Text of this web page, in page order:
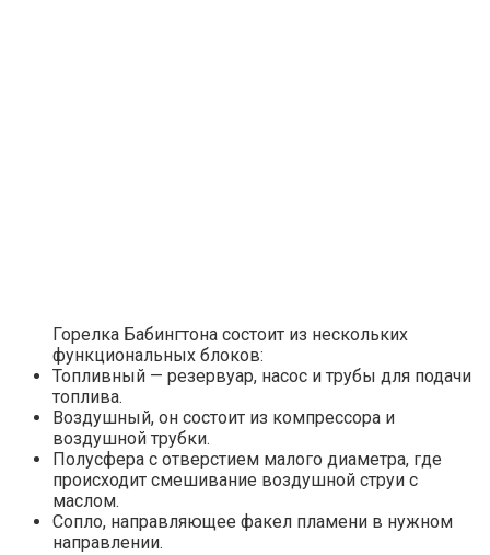
Горелка Бабингтона состоит из нескольких
функциональных блоков:
Топливный — резервуар, насос и трубы для подачи
топлива.
Воздушный, он состоит из компрессора и
воздушной трубки.
Полусфера с отверстием малого диаметра, где
происходит смешивание воздушной струи с
маслом.
Сопло, направляющее факел пламени в нужном
направлении.